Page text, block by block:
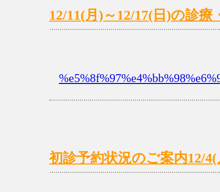
12/11(月)～12/17(日)の診
初診予約状況のご案内12/4(